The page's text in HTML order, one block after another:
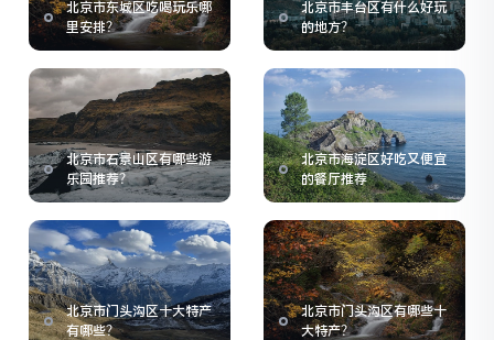
北京市东城区吃喝玩乐哪
里安排？
北京市丰台区有什么好玩
的地方？
北京市石景山区有哪些游
乐园推荐？
北京市海淀区好吃又便宜
的餐厅推荐
北京市门头沟区十大特产
有哪些？
北京市门头沟区有哪些十
大特产？